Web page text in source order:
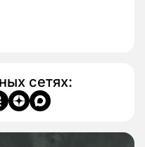
сетях: